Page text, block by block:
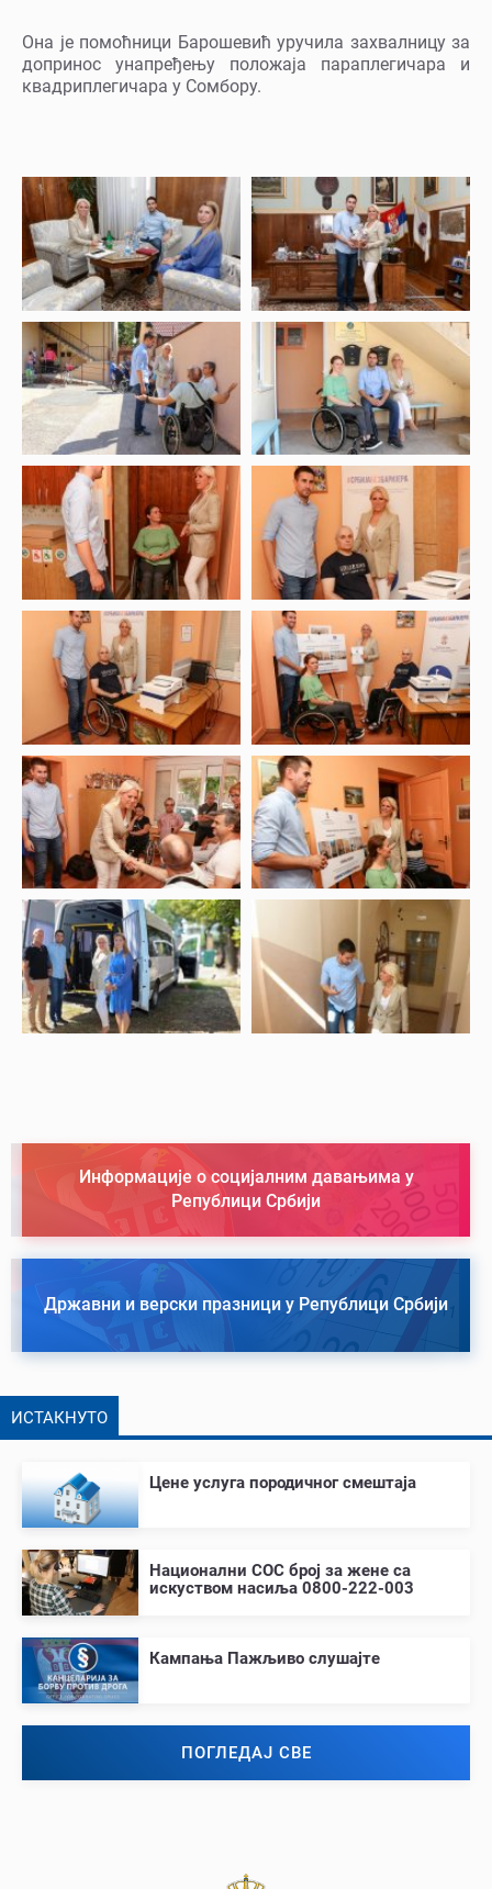
Она је помоћници Барошевић уручила захвалницу за
допринос унапређењу положаја параплегичара и
квадриплегичара у Сомбору.
Информације о социјалним давањима у
Републици Србији
Државни и верски празници у Републици Србији
ИСТАКНУТО
Цене услуга породичног смештаја
Национални СОС број за жене са
искуством насиља 0800-222-003
Кампања Пажљиво слушајте
ПОГЛЕДАЈ СВЕ